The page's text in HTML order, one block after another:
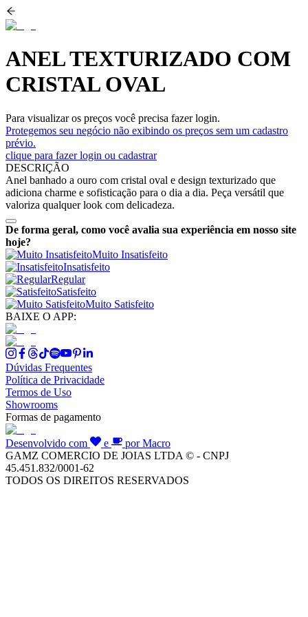
ANEL TEXTURIZADO COM
CRISTAL OVAL
Para visualizar os preços você precisa fazer login.
Protegemos seu negócio não exibindo os preços sem um cadastro
prévio.
clique para fazer login ou cadastrar
DESCRIÇÃO
Anel banhado a ouro com cristal oval e design texturizado que
adiciona charme e sofisticação para o dia a dia. Peça versátil que
valoriza qualquer look com delicadeza.
De forma geral, como você avalia sua experiência em nosso site
hoje?
Muito Insatisfeito
Insatisfeito
Regular
Satisfeito
Muito Satisfeito
BAIXE O APP:
Dúvidas Frequentes
Política de Privacidade
Termos de Uso
Showrooms
Formas de pagamento
Desenvolvido com e
por Macro
GAMZ COMERCIO DE JOIAS LTDA © - CNPJ
45.451.832/0001-62
TODOS OS DIREITOS RESERVADOS